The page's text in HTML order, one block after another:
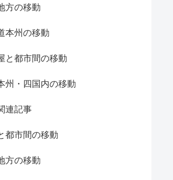
方の移動
本州の移動
と都市間の移動
州・四国内の移動
連記事
都市間の移動
方の移動